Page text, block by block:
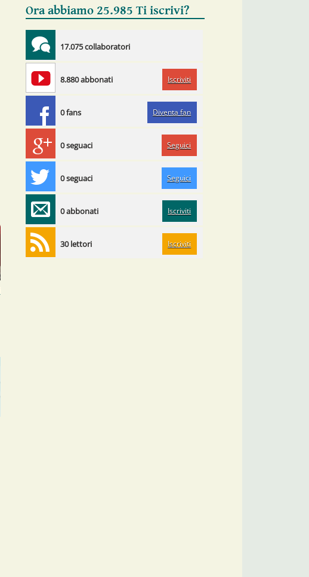
Ora abbiamo 25.985 Ti iscrivi?
17.075 collaboratori
8.880 abbonati Iscriviti
0 fans Diventa fan
0 seguaci Seguici
0 seguaci Seguici
0 abbonati Iscriviti
30 lettori Iscriviti